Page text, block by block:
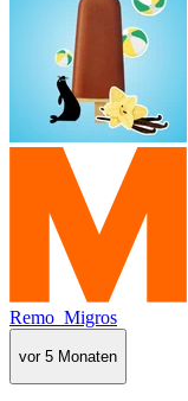
Remo_Migros
vor 5 Monaten